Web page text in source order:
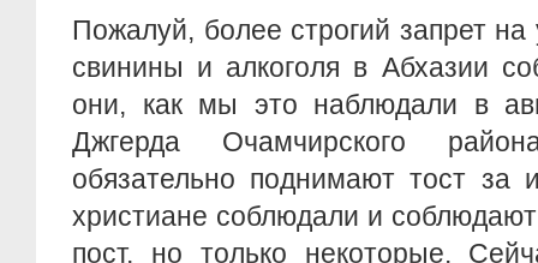
Пожалуй, более строгий запрет
свинины и алкоголя в Абхазии
они, как мы это наблюдали в
Джгерда Очамчирского
обязательно поднимают тост за
христиане соблюдали и
пост, но только некоторые.